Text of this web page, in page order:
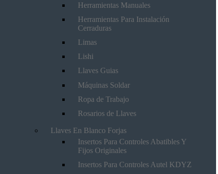
Herramientas Manuales
Herramientas Para Instalación
Cerraduras
Limas
Lishi
Llaves Guias
Máquinas Soldar
Ropa de Trabajo
Rosarios de Llaves
Llaves En Blanco Forjas
Insertos Para Controles Abatibles Y
Fijos Originales
Insertos Para Controles Autel KDYZ